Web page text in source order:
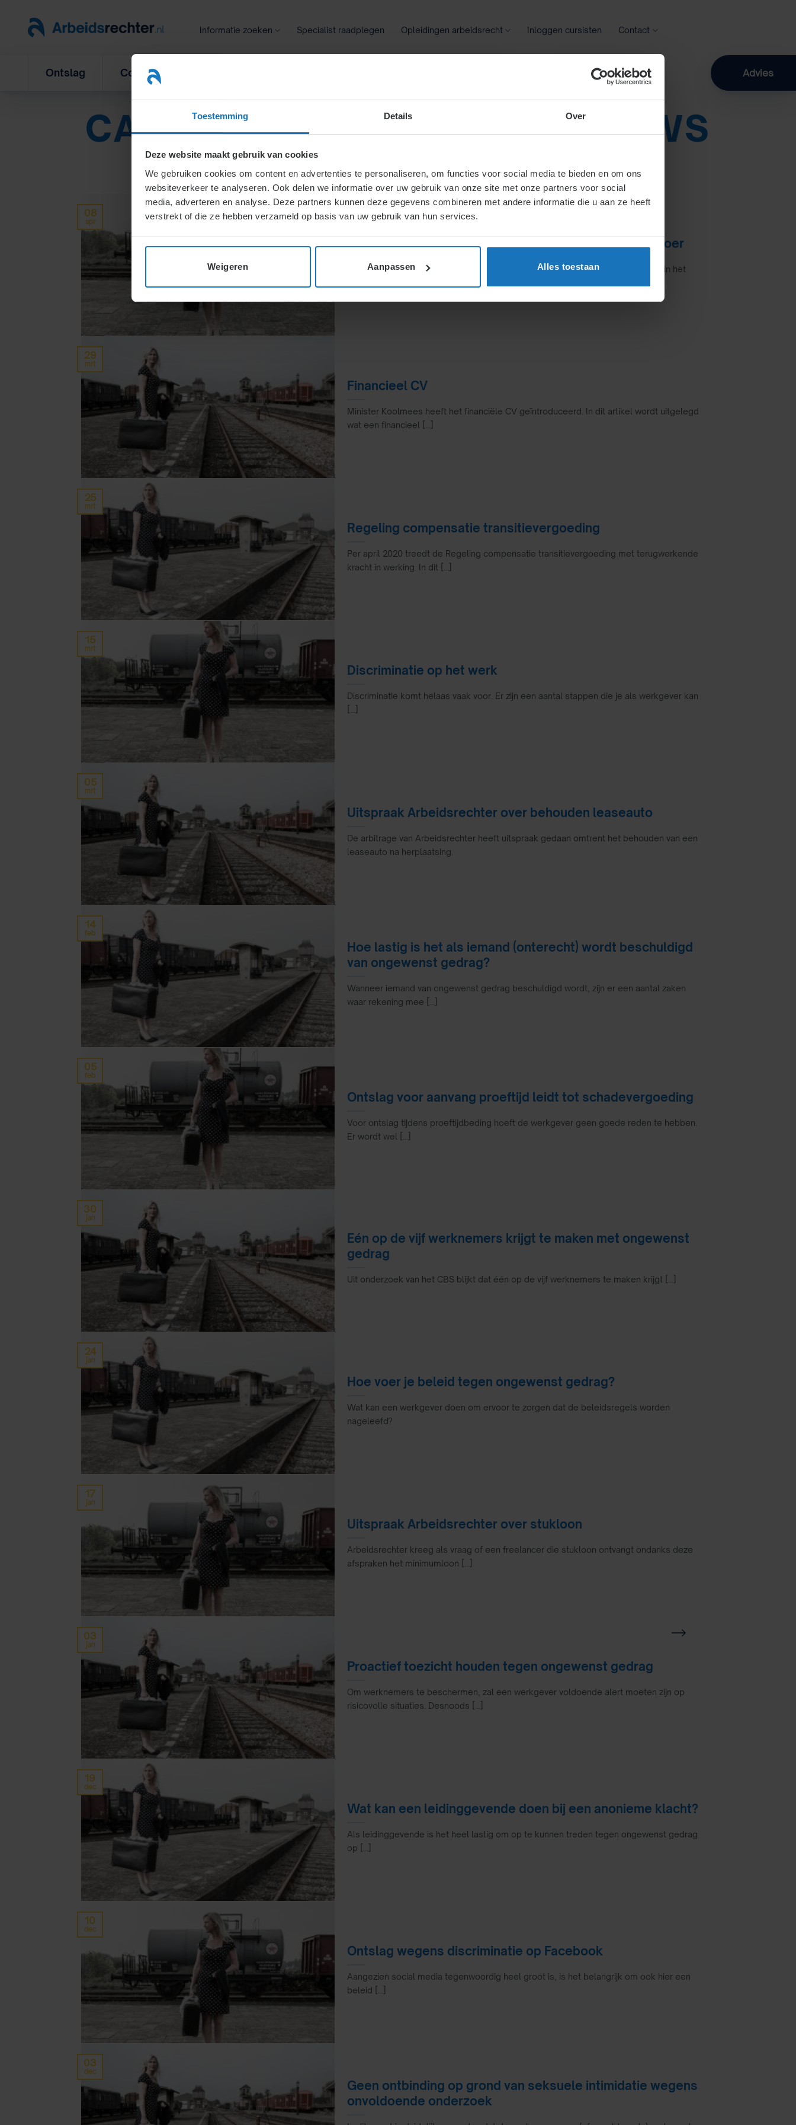
Toestemming Details Over
Deze website maakt gebruik van cookies
We gebruiken cookies om content en advertenties te personaliseren, om functies voor social media te bieden en om ons
websiteverkeer te analyseren. Ook delen we informatie over uw gebruik van onze site met onze partners voor social
media, adverteren en analyse. Deze partners kunnen deze gegevens combineren met andere informatie die u aan ze heeft
verstrekt of die ze hebben verzameld op basis van uw gebruik van hun services.
Weigeren Aanpassen Alles toestaan
inhoud
Informatie zoeken Specialist raadplegen Opleidingen arbeidsrecht Inloggen cursisten Contact
Ontslag Concurrentiebeding Zoeken Advies
CATEGORIE ARCHIEVEN:NIEUWS
Het laatste nieuws over arbeidsrecht.
Uitspraak Arbeidsrechter over camera’s op de werkvloer
De arbitrage heeft uitspraak gedaan over de vraag of een werkgever camera's in het
08
apr
Financieel CV
Minister Koolmees heeft het financiële CV geïntroduceerd. In dit artikel wordt uitgelegd
wat een financieel [...]
29
mrt
Regeling compensatie transitievergoeding
Per april 2020 treedt de Regeling compensatie transitievergoeding met terugwerkende
kracht in werking. In dit [...]
25
mrt
Discriminatie op het werk
Discriminatie komt helaas vaak voor. Er zijn een aantal stappen die je als werkgever kan
15
mrt
Uitspraak Arbeidsrechter over behouden leaseauto
De arbitrage van Arbeidsrechter heeft uitspraak gedaan omtrent het behouden van een
leaseauto na herplaatsing.
05
mrt
Hoe lastig is het als iemand (onterecht) wordt beschuldigd
van ongewenst gedrag?
Wanneer iemand van ongewenst gedrag beschuldigd wordt, zijn er een aantal zaken
waar rekening mee [...]
14
feb
Ontslag voor aanvang proeftijd leidt tot schadevergoeding
Voor ontslag tijdens proeftijdbeding hoeft de werkgever geen goede reden te hebben.
Er wordt wel [...]
05
feb
Eén op de vijf werknemers krijgt te maken met ongewenst
gedrag
Uit onderzoek van het CBS blijkt dat één op de vijf werknemers te maken krijgt [...]
30
jan
Hoe voer je beleid tegen ongewenst gedrag?
Wat kan een werkgever doen om ervoor te zorgen dat de beleidsregels worden
nageleefd?
24
jan
Uitspraak Arbeidsrechter over stukloon
Arbeidsrechter kreeg als vraag of een freelancer die stukloon ontvangt ondanks deze
afspraken het minimumloon [...]
17
jan
Proactief toezicht houden tegen ongewenst gedrag
Om werknemers te beschermen, zal een werkgever voldoende alert moeten zijn op
risicovolle situaties. Desnoods [...]
03
jan
Wat kan een leidinggevende doen bij een anonieme klacht?
Als leidinggevende is het heel lastig om op te kunnen treden tegen ongewenst gedrag
op [...]
19
dec
Ontslag wegens discriminatie op Facebook
Aangezien social media tegenwoordig heel groot is, is het belangrijk om ook hier een
beleid [...]
10
dec
Geen ontbinding op grond van seksuele intimidatie wegens
onvoldoende onderzoek
03
dec